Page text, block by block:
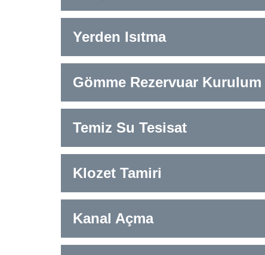
Yerden Isıtma
Gömme Rezervuar Kurulum
Temiz Su Tesisat
Klozet Tamiri
Kanal Açma